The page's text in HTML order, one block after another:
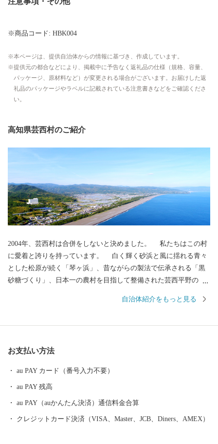
※商品コード: HBK004
本ページは、提供自治体からの情報に基づき、作成しています。
提供元の都合などにより、掲載中に予告なく返礼品の仕様（規格、容量、
パッケージ、原材料など）が変更される場合がございます。お届けした返
礼品のパッケージやラベルに記載されている注意書きなどをご確認くださ
い。
高知県芸西村のご紹介
2004年、芸西村は合併をしないと決めました。 私たちはこの村
に愛着と誇りを持っています。 白く輝く砂浜と風に揺れる青々
とした松原が続く「琴ヶ浜」、昔ながらの製法で伝承される「黒
砂糖づくり」、日本一の農村を目指して整備された芸西平野の
の世代に受け継ぐため、村民のみなさんと共に工夫して課題に立
自治体紹介をもっと見る
お支払い方法
au PAY カード（番号入力不要）
au PAY 残高
au PAY（auかんたん決済）通信料金合算
クレジットカード決済（VISA、Master、JCB、Diners、AMEX）